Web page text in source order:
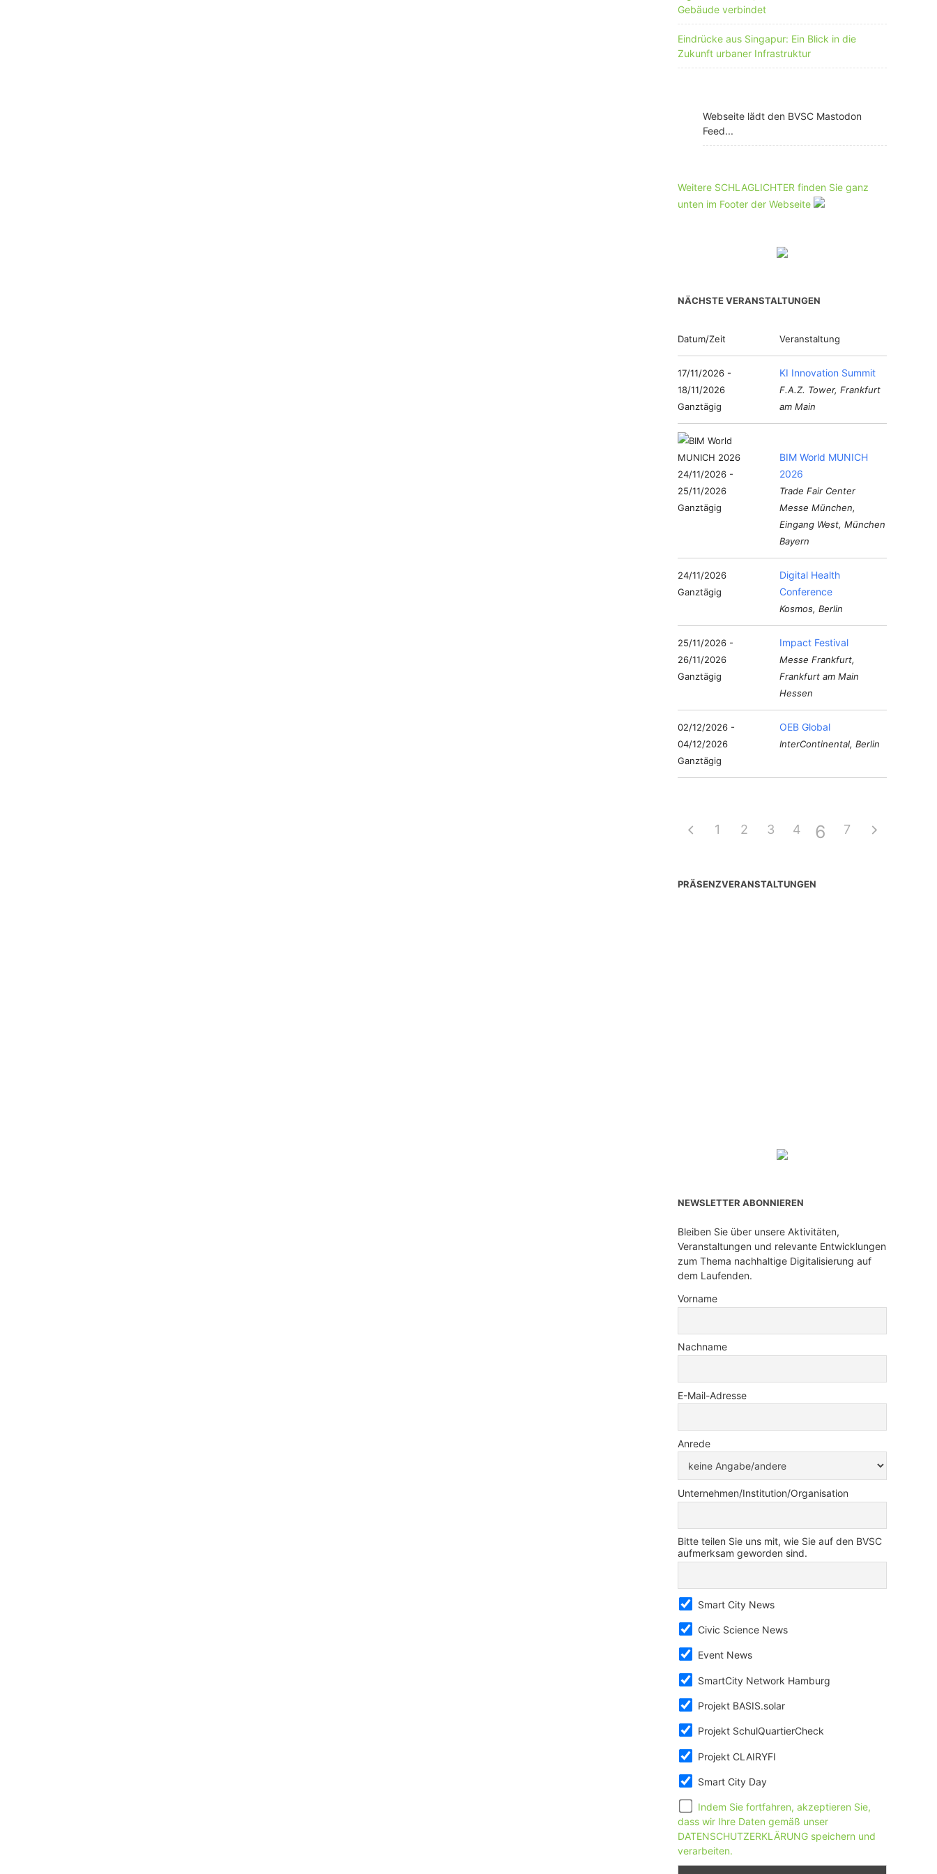
Gebäude verbindet
Eindrücke aus Singapur: Ein Blick in die
Zukunft urbaner Infrastruktur
Webseite lädt den BVSC Mastodon
Feed...
Weitere SCHLAGLICHTER finden Sie ganz
unten im Footer der Webseite
NÄCHSTE VERANSTALTUNGEN
Datum/Zeit Veranstaltung
17/11/2026 -
18/11/2026
Ganztägig
KI Innovation Summit
F.A.Z. Tower, Frankfurt
am Main
24/11/2026 -
25/11/2026
Ganztägig
BIM World MUNICH
2026
Trade Fair Center
Messe München,
Eingang West, München
Bayern
24/11/2026
Ganztägig
Digital Health
Conference
Kosmos, Berlin
25/11/2026 -
26/11/2026
Ganztägig
Impact Festival
Messe Frankfurt,
Frankfurt am Main
Hessen
02/12/2026 -
04/12/2026
Ganztägig
OEB Global
InterContinental, Berlin
1 2 3 4 5
6 7
PRÄSENZVERANSTALTUNGEN
NEWSLETTER ABONNIEREN
Bleiben Sie über unsere Aktivitäten,
Veranstaltungen und relevante Entwicklungen
zum Thema nachhaltige Digitalisierung auf
dem Laufenden.
Vorname
Nachname
E-Mail-Adresse
Anrede
Unternehmen/Institution/Organisation
Bitte teilen Sie uns mit, wie Sie auf den BVSC
aufmerksam geworden sind.
Smart City News
Civic Science News
Event News
SmartCity Network Hamburg
Projekt BASIS.solar
Projekt SchulQuartierCheck
Projekt CLAIRYFI
Smart City Day
Indem Sie fortfahren, akzeptieren Sie,
dass wir Ihre Daten gemäß unser
DATENSCHUTZERKLÄRUNG speichern und
verarbeiten.